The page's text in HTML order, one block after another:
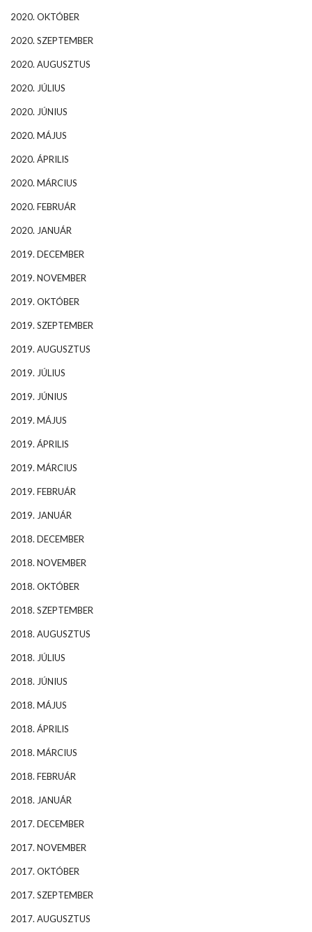
2020. OKTÓBER
2020. SZEPTEMBER
2020. AUGUSZTUS
2020. JÚLIUS
2020. JÚNIUS
2020. MÁJUS
2020. ÁPRILIS
2020. MÁRCIUS
2020. FEBRUÁR
2020. JANUÁR
2019. DECEMBER
2019. NOVEMBER
2019. OKTÓBER
2019. SZEPTEMBER
2019. AUGUSZTUS
2019. JÚLIUS
2019. JÚNIUS
2019. MÁJUS
2019. ÁPRILIS
2019. MÁRCIUS
2019. FEBRUÁR
2019. JANUÁR
2018. DECEMBER
2018. NOVEMBER
2018. OKTÓBER
2018. SZEPTEMBER
2018. AUGUSZTUS
2018. JÚLIUS
2018. JÚNIUS
2018. MÁJUS
2018. ÁPRILIS
2018. MÁRCIUS
2018. FEBRUÁR
2018. JANUÁR
2017. DECEMBER
2017. NOVEMBER
2017. OKTÓBER
2017. SZEPTEMBER
2017. AUGUSZTUS